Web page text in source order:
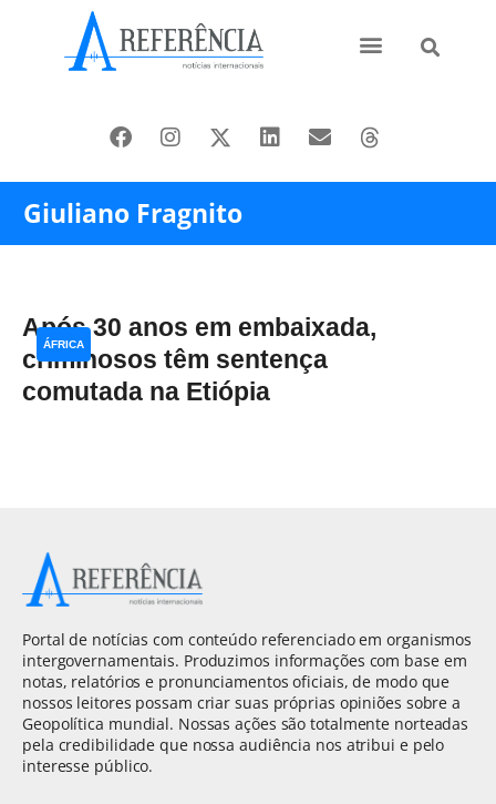
Giuliano Fragnito
Após 30 anos em embaixada,
criminosos têm sentença
comutada na Etiópia
ÁFRICA
Portal de notícias com conteúdo referenciado em organismos
intergovernamentais. Produzimos informações com base em
notas, relatórios e pronunciamentos oficiais, de modo que
nossos leitores possam criar suas próprias opiniões sobre a
Geopolítica mundial. Nossas ações são totalmente norteadas
pela credibilidade que nossa audiência nos atribui e pelo
interesse público.